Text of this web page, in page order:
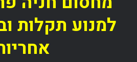
למנוע תקלות